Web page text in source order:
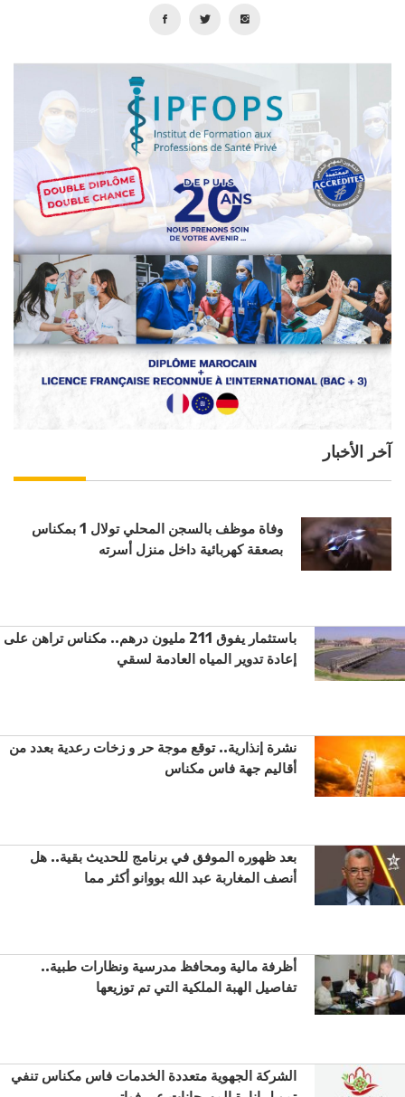
آخر الأخبار
وفاة موظف بالسجن المحلي تولال 1 بمكناس
بصعقة كهربائية داخل منزل أسرته
باستثمار يفوق 211 مليون درهم.. مكناس تراهن على
إعادة تدوير المياه العادمة لسقي
نشرة إنذارية.. توقع موجة حر و زخات رعدية بعدد من
أقاليم جهة فاس مكناس
بعد ظهوره الموفق في برنامج للحديث بقية.. هل
أنصف المغاربة عبد الله بووانو أكثر مما
أظرفة مالية ومحافظ مدرسية ونظارات طبية..
تفاصيل الهبة الملكية التي تم توزيعها
الشركة الجهوية متعددة الخدمات فاس مكناس تنفي